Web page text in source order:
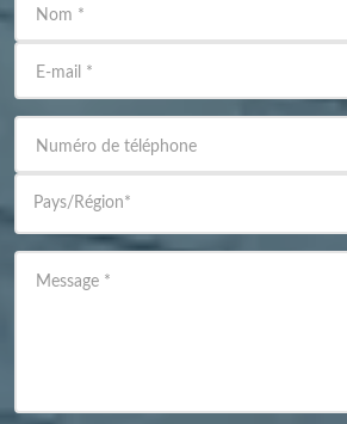
Nom *
E-mail *
Numéro de téléphone
Pays/Région*
Message *